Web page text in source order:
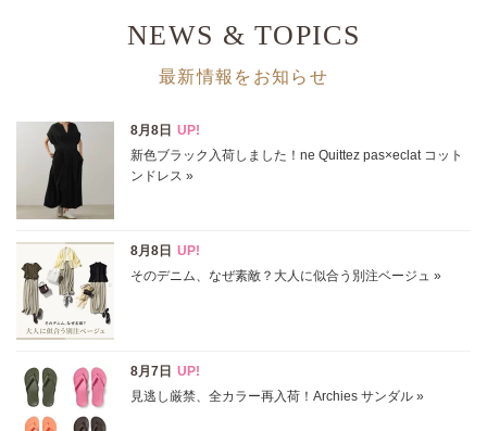
NEWS & TOPICS
最新情報をお知らせ